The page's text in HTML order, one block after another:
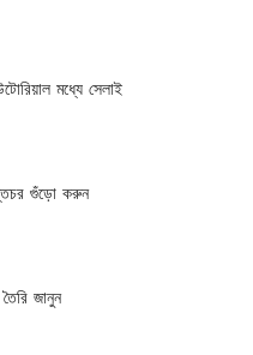
মধ্যে সেলাই
গুঁড়ো করুন
জানুন